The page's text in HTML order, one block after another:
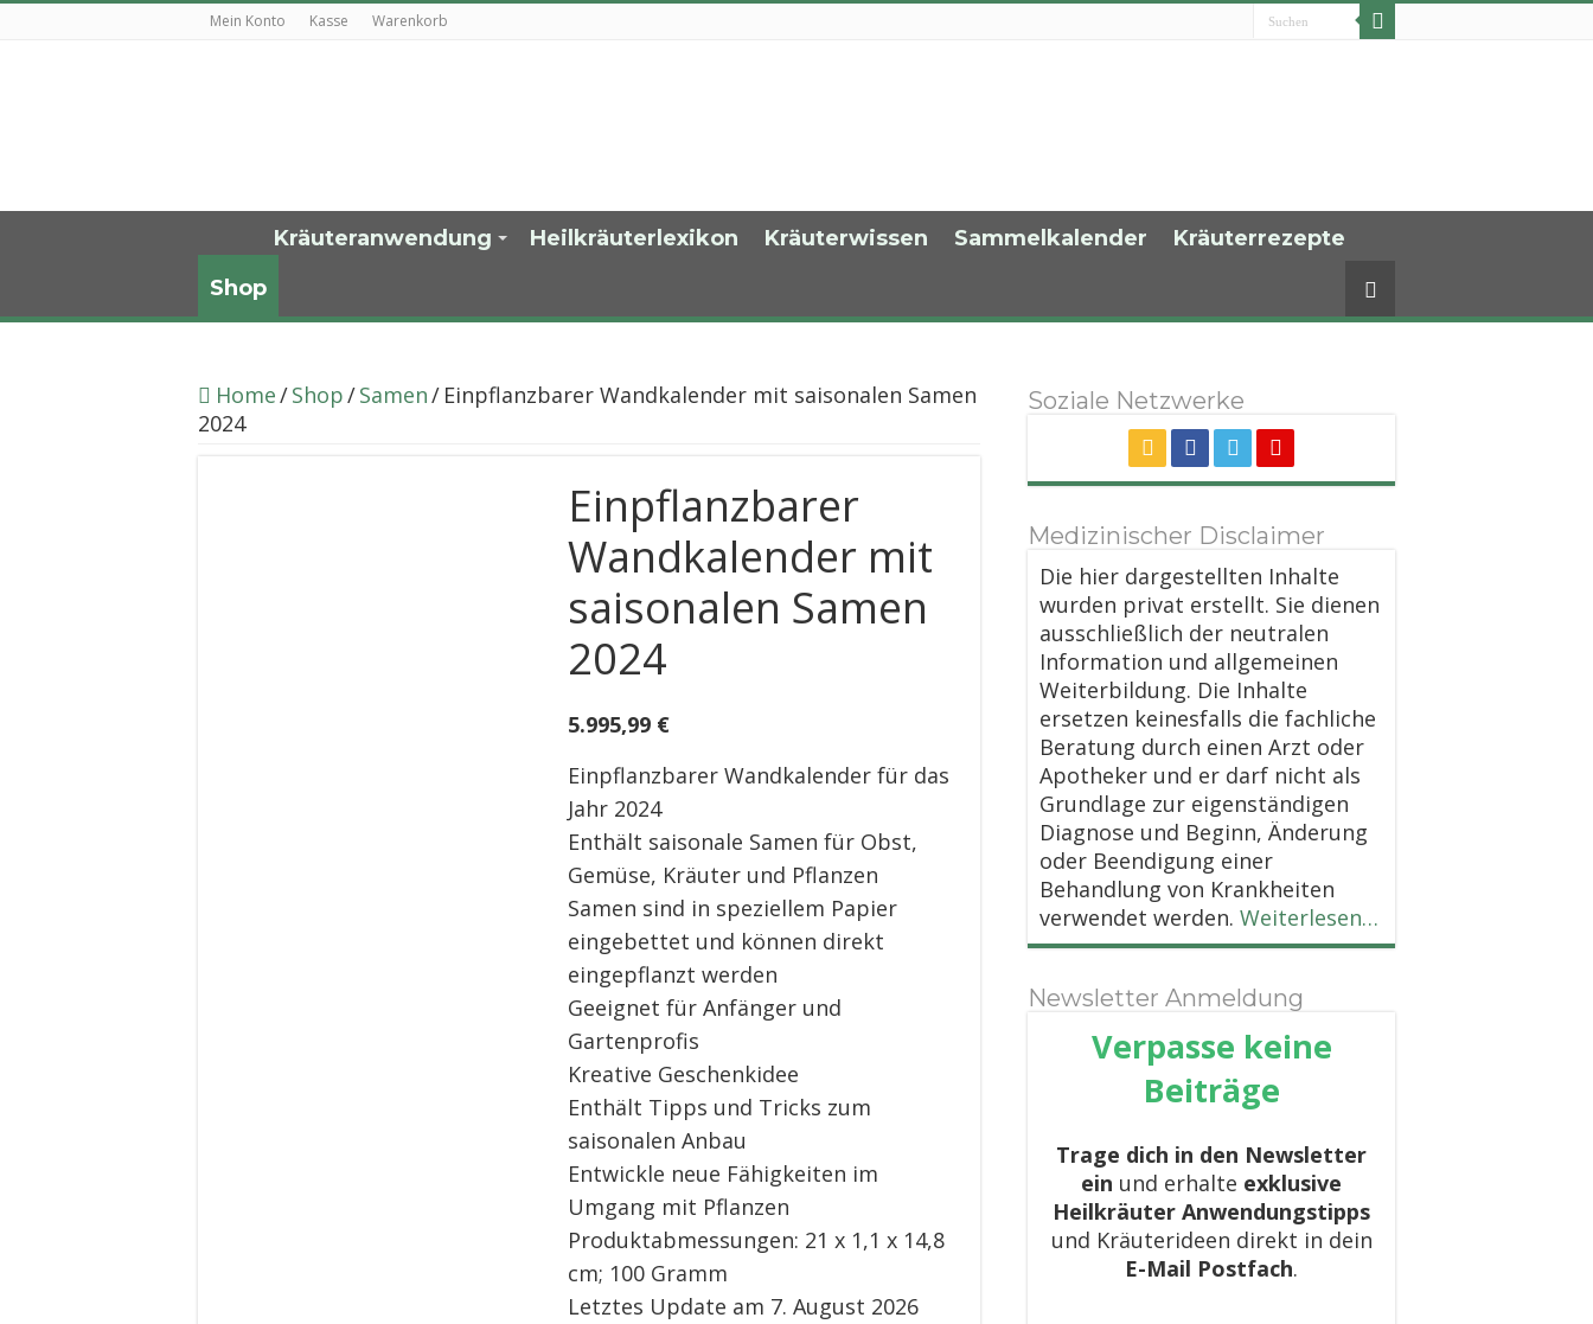
Mein Konto Kasse Warenkorb
Kräuteranwendung Heilkräuterlexikon Kräuterwissen Sammelkalender
Kräuterrezepte
Shop
Home/Shop/Samen/ Einpflanzbarer Wandkalender mit saisonalen Samen
2024
Einpflanzbarer
Wandkalender mit
saisonalen Samen
2024
5.995,99 €
Einpflanzbarer Wandkalender für das
Jahr 2024
Enthält saisonale Samen für Obst,
Gemüse, Kräuter und Pflanzen
Samen sind in speziellem Papier
eingebettet und können direkt
eingepflanzt werden
Geeignet für Anfänger und
Gartenprofis
Kreative Geschenkidee
Enthält Tipps und Tricks zum
saisonalen Anbau
Entwickle neue Fähigkeiten im
Umgang mit Pflanzen
Produktabmessungen: 21 x 1,1 x 14,8
cm; 100 Gramm
Letztes Update am 7. August 2026
Soziale Netzwerke
Medizinischer Disclaimer
Die hier dargestellten Inhalte
wurden privat erstellt. Sie dienen
ausschließlich der neutralen
Information und allgemeinen
Weiterbildung. Die Inhalte
ersetzen keinesfalls die fachliche
Beratung durch einen Arzt oder
Apotheker und er darf nicht als
Grundlage zur eigenständigen
Diagnose und Beginn, Änderung
oder Beendigung einer
Behandlung von Krankheiten
verwendet werden. Weiterlesen…
Newsletter Anmeldung
Verpasse keine
Beiträge
Trage dich in den Newsletter
ein und erhalte exklusive
Heilkräuter Anwendungstipps
und Kräuterideen direkt in dein
E-Mail Postfach.